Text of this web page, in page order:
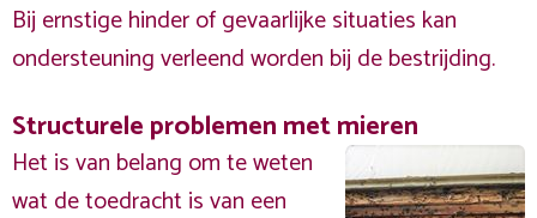
Bij ernstige hinder of gevaarlijke situaties kan
ondersteuning verleend worden bij de bestrijding.
Structurele problemen met mieren
Het is van belang om te weten
wat de toedracht is van een